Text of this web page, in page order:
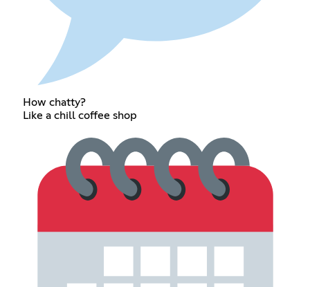
How chatty?
Like a chill coffee shop